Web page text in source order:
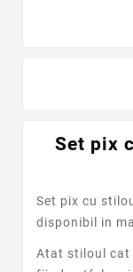
Set pix
Set pix cu
disponibil in
Atat stiloul cat